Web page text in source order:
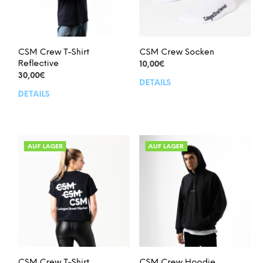
CSM Crew T-Shirt
Reflective
30,00€
DETAILS
mehrere
Varianten
Produktseite
gewählt
werden
CSM Crew Socken
10,00€
DETAILS
AUF LAGER AUF LAGER